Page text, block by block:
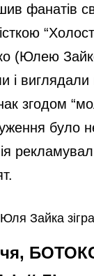
фанатів
(Юлею
і виглядали
згодом
було
Зайка